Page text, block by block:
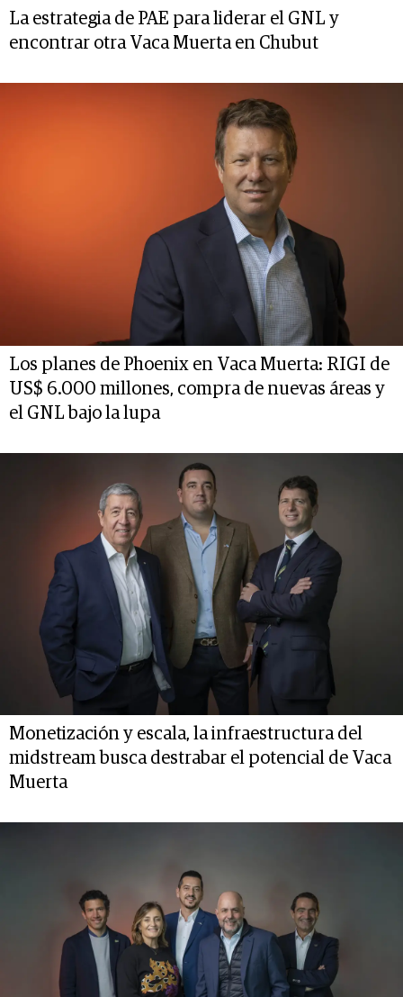
La estrategia de PAE para liderar el GNL y
encontrar otra Vaca Muerta en Chubut
Los planes de Phoenix en Vaca Muerta: RIGI de
US$ 6.000 millones, compra de nuevas áreas y
el GNL bajo la lupa
Monetización y escala, la infraestructura del
midstream busca destrabar el potencial de Vaca
Muerta